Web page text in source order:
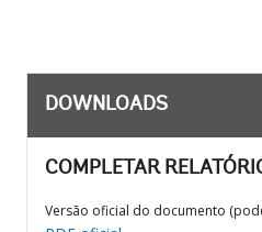
DOWNLOADS
COMPLETAR
Versão oficial do documento